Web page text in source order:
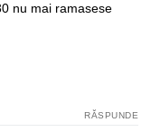
nu mai ramasese
RĂSPUNDE